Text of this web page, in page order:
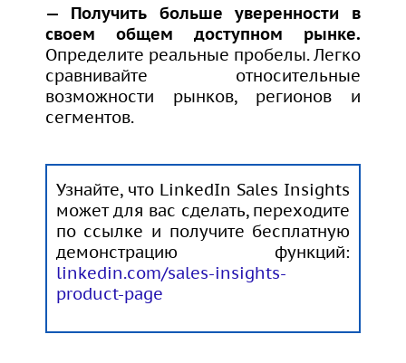
— Получить больше уверенности в
своем общем доступном рынке.
Определите реальные пробелы. Легко
сравнивайте относительные
возможности рынков, регионов и
сегментов.
Узнайте, что LinkedIn Sales Insights
может для вас сделать, переходите
по ссылке и получите бесплатную
демонстрацию функций:
linkedin.com/sales-insights-
product-page